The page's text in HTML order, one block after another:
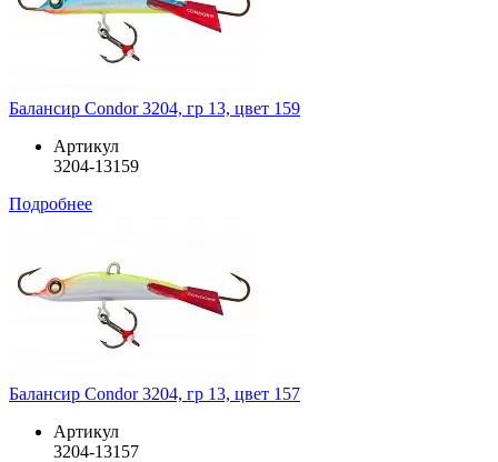
Балансир Condor 3204, гр 13, цвет 159
Артикул
3204-13159
Подробнее
Балансир Condor 3204, гр 13, цвет 157
Артикул
3204-13157